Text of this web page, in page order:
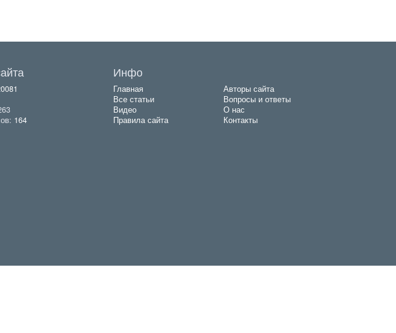
164
Инфо
Главная
Авторы сайта
Все статьи
Вопросы и ответы
Видео
О нас
Правила сайта
Контакты